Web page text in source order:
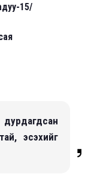
15/
эсэхийг